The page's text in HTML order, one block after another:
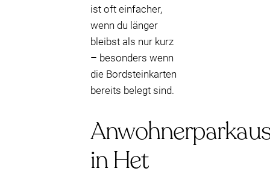
ist oft einfacher,
wenn du länger
bleibst als nur kurz
– besonders wenn
die Bordsteinkarten
bereits belegt sind.
in Het